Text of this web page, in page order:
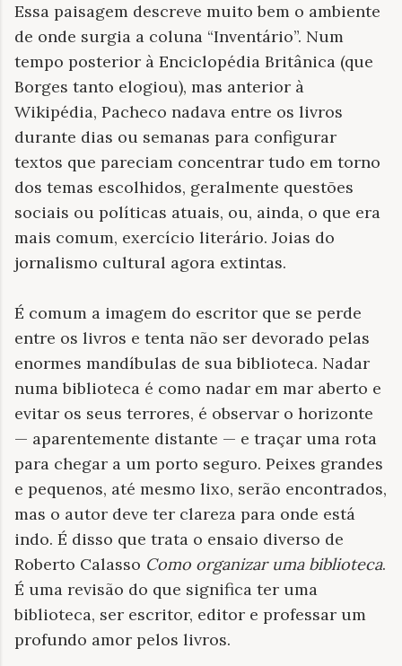
Essa paisagem descreve muito bem o ambiente
de onde surgia a coluna “Inventário”. Num
tempo posterior à Enciclopédia Britânica (que
Borges tanto elogiou), mas anterior à
Wikipédia, Pacheco nadava entre os livros
durante dias ou semanas para configurar
textos que pareciam concentrar tudo em torno
dos temas escolhidos, geralmente questões
sociais ou políticas atuais, ou, ainda, o que era
mais comum, exercício literário. Joias do
jornalismo cultural agora extintas.
É comum a imagem do escritor que se perde
entre os livros e tenta não ser devorado pelas
enormes mandíbulas de sua biblioteca. Nadar
numa biblioteca é como nadar em mar aberto e
evitar os seus terrores, é observar o horizonte
— aparentemente distante — e traçar uma rota
para chegar a um porto seguro. Peixes grandes
e pequenos, até mesmo lixo, serão encontrados,
mas o autor deve ter clareza para onde está
indo. É disso que trata o ensaio diverso de
Roberto Calasso Como organizar uma biblioteca.
É uma revisão do que significa ter uma
biblioteca, ser escritor, editor e professar um
profundo amor pelos livros.